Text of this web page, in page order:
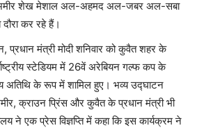
अमीर शेख मेशाल अल-अहमद अल-जबर अल-सबा
कर रहे हैं।
प्रधान मंत्री मोदी शनिवार को कुवैत शहर के
स्टेडियम में 26वें अरेबियन गल्फ कप के
अतिथि के रूप में शामिल हुए। भव्य उद्घाटन
क्राउन प्रिंस और कुवैत के प्रधान मंत्री भी
ने एक प्रेस विज्ञप्ति में कहा कि इस कार्यक्रम ने